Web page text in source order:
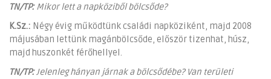
TN/TP:Mikor lett a napköziből bölcsőde?
K.Sz.: Négy évig működtünk családi napköziként, majd 2008
májusában lettünk magánbölcsőde, először tizenhat, húsz,
majd huszonkét férőhellyel.
TN/TP:Jelenleg hányan járnak a bölcsődébe? Van területi